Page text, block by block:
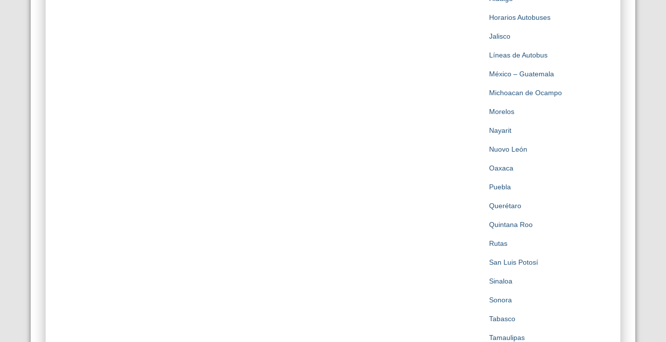
Horarios Autobuses
Jalisco
Líneas de Autobus
México – Guatemala
Michoacan de Ocampo
Morelos
Nayarit
Nuovo León
Oaxaca
Puebla
Querétaro
Quintana Roo
Rutas
San Luis Potosí
Sinaloa
Sonora
Tabasco
Tamaulipas